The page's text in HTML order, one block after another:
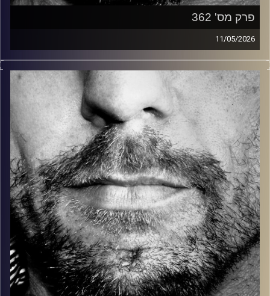
פרק מס' 362
11/05/2026
זיפים, מוזיקה מחוספסת של הופעות חיות. הרבה ג'אם, רוק,
בלוז, bluegrass, ג'אז, Fאנק, פרוגרסיב ואפילו אלקטרוניקה.
כל מה שחי, אמיתי ונושם.
עם שמוליק רגב.
קרדיט תמונות: David Goehring